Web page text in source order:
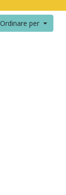
Ordinare per